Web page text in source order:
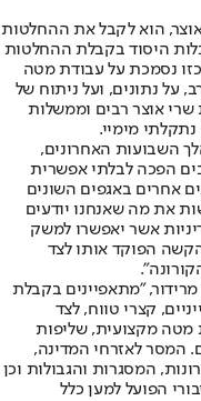
הוא לקבל את ההחלטות
היסוד בקבלת ההחלטות
נסמכת על עבודת מטה
על נתונים, ועל ניתוח של
שרי אוצר רבים וממשלות
מימיי.
השבועות האחרונים,
הפכה לבלתי אפשרית
אחרים באגפים השונים
את מה שאנחנו יודעים
אשר יאפשרו למשק
הפוקד אותו לצד
"מתאפיינים בקבלת
קצרי טווח, לצד
מטה מקצועית, שליפות
המסר לאזרחי המדינה,
המסגרות והגבולות וכן
הפועל למען כלל